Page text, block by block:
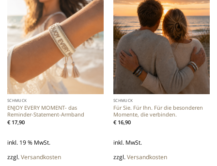
Add to
wishlist
SCHMUCK
ENJOY EVERY MOMENT- das
Reminder-Statement-Armband
€17,90
inkl. 19 % MwSt.
zzgl.Versandkosten
Add to
wishlist
SCHMUCK
Für Sie. Für Ihn. Für die besonderen
Momente, die verbinden.
€16,90
inkl. MwSt.
zzgl.Versandkosten